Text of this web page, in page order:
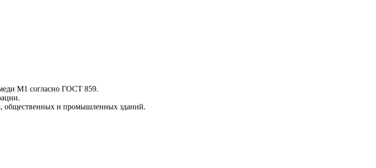
М1 согласно ГОСТ 859.
общественных и промышленных зданий.